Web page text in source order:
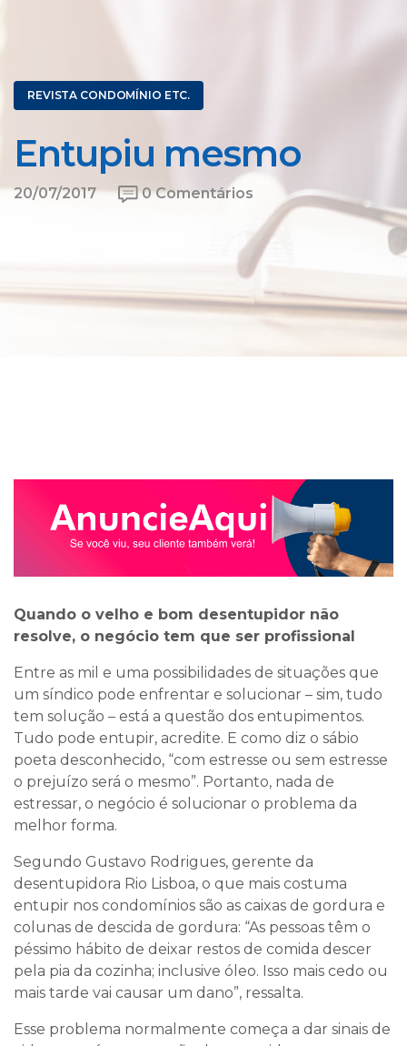
REVISTA CONDOMÍNIO ETC.
Entupiu mesmo
20/07/2017 0 Comentários
Quando o velho e bom desentupidor não
resolve, o negócio tem que ser profissional
Entre as mil e uma possibilidades de situações que
um síndico pode enfrentar e solucionar – sim, tudo
tem solução – está a questão dos entupimentos.
Tudo pode entupir, acredite. E como diz o sábio
poeta desconhecido, “com estresse ou sem estresse
o prejuízo será o mesmo”. Portanto, nada de
estressar, o negócio é solucionar o problema da
melhor forma.
Segundo Gustavo Rodrigues, gerente da
desentupidora Rio Lisboa, o que mais costuma
entupir nos condomínios são as caixas de gordura e
colunas de descida de gordura: “As pessoas têm o
péssimo hábito de deixar restos de comida descer
pela pia da cozinha; inclusive óleo. Isso mais cedo ou
mais tarde vai causar um dano”, ressalta.
Esse problema normalmente começa a dar sinais de